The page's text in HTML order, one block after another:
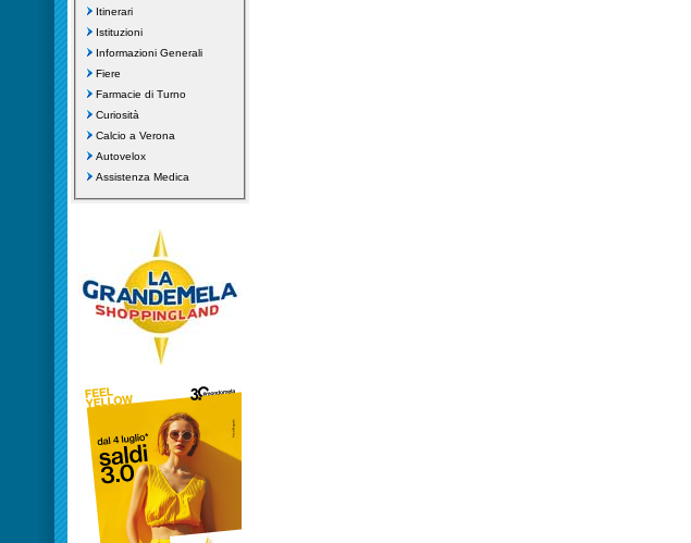
Itinerari
Istituzioni
Informazioni Generali
Fiere
Farmacie di Turno
Curiosità
Calcio a Verona
Autovelox
Assistenza Medica